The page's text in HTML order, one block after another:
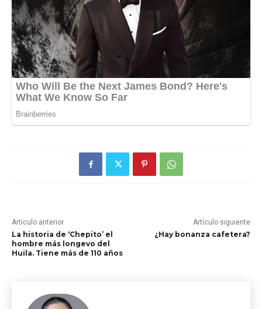
Artículo anterior
La historia de ‘Chepito’ el
hombre más longevo del
Huila. Tiene más de 110 años
Artículo siguiente
¿Hay bonanza cafetera?